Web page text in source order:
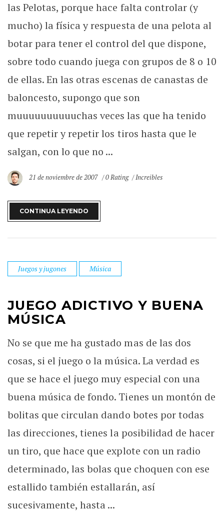
las Pelotas, porque hace falta controlar (y
mucho) la física y respuesta de una pelota al
botar para tener el control del que dispone,
sobre todo cuando juega con grupos de 8 o 10
de ellas. En las otras escenas de canastas de
baloncesto, supongo que son
muuuuuuuuuuchas veces las que ha tenido
que repetir y repetir los tiros hasta que le
salgan, con lo que no ...
21 de noviembre de 2007 0 Rating Increibles
CONTINUA LEYENDO
Juegos y jugones Música
JUEGO ADICTIVO Y BUENA
MÚSICA
No se que me ha gustado mas de las dos
cosas, si el juego o la música. La verdad es
que se hace el juego muy especial con una
buena música de fondo. Tienes un montón de
bolitas que circulan dando botes por todas
las direcciones, tienes la posibilidad de hacer
un tiro, que hace que explote con un radio
determinado, las bolas que choquen con ese
estallido también estallarán, así
sucesivamente, hasta ...